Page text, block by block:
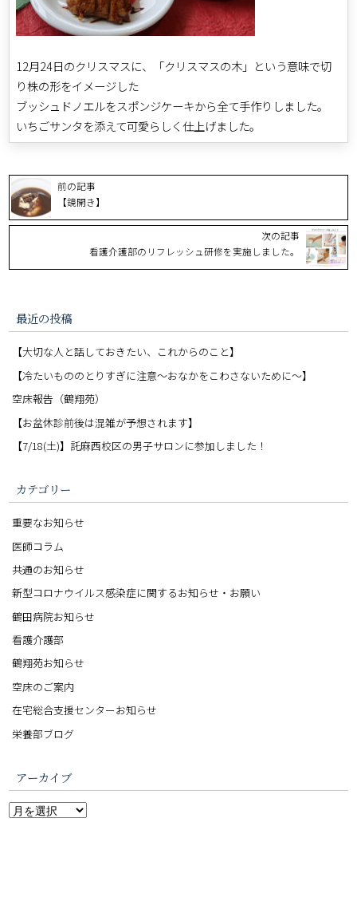
12月24日のクリスマスに、「クリスマスの木」という意味で切
り株の形をイメージした
ブッシュドノエルをスポンジケーキから全て手作りしました。
いちごサンタを添えて可愛らしく仕上げました。
前の記事
【鏡開き】
次の記事
看護介護部のリフレッシュ研修を実施しました。
最近の投稿
【大切な人と話しておきたい、これからのこと】
【冷たいもののとりすぎに注意〜おなかをこわさないために〜】
空床報告（鶴翔苑）
【お盆休診前後は混雑が予想されます】
【7/18(土)】託麻西校区の男子サロンに参加しました！
カテゴリー
重要なお知らせ
医師コラム
共通のお知らせ
新型コロナウイルス感染症に関するお知らせ・お願い
鶴田病院お知らせ
看護介護部
鶴翔苑お知らせ
空床のご案内
在宅総合支援センターお知らせ
栄養部ブログ
アーカイブ